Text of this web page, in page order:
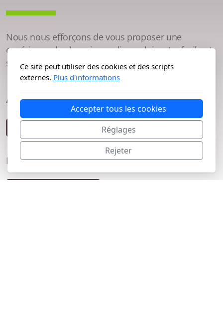
Nous nous efforçons de vous proposer une
expérience de shopping en ligne plaisante, facile et
sûre.
Acheter un bien à la vente
Nous donnons en retour
Ce site peut utiliser des cookies et des scripts
externes. Plus d'informations
Accepter tous les cookies
Réglages
Rejeter